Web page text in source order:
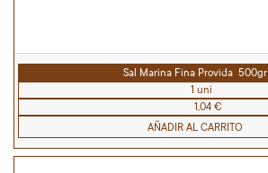
Sal Marina Fina Provida 500gr
1 uni
1,04 €
AÑADIR AL CARRITO